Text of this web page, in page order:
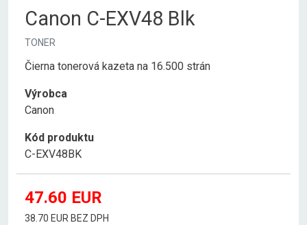
Canon C-EXV48 Blk
TONER
Čierna tonerová kazeta na 16.500 strán
Výrobca
Canon
Kód produktu
C-EXV48BK
47.60 EUR
38.70 EUR BEZ DPH